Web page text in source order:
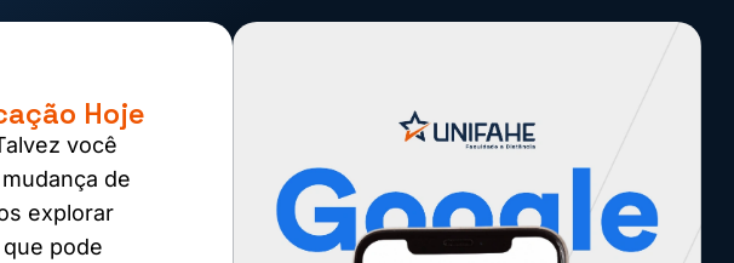
Hoje
você
de
explorar
pode